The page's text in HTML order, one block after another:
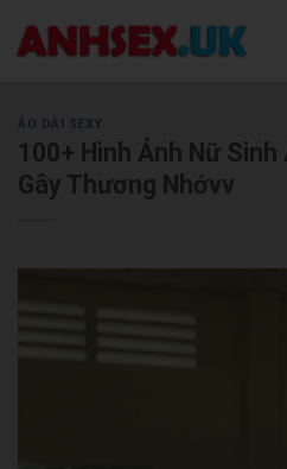
ÁO DÀI SEXY
100+ Hình Ảnh Nữ
Gây Thương Nhớvv